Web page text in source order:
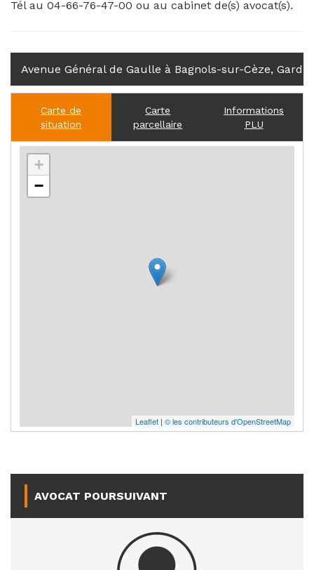
Tél au 04-66-76-47-00 ou au cabinet de(s) avocat(s).
Avenue Général de Gaulle à Bagnols-sur-Cèze, Gard
Carte de
situation
Carte
parcellaire
Informations
PLU
+
−
Leaflet | © les contributeurs d'OpenStreetMap
AVOCAT POURSUIVANT